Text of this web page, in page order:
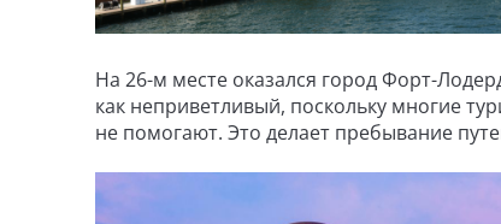
На 26-м месте оказался город Форт-
как неприветливый, поскольку многие
не помогают. Это делает пребывание